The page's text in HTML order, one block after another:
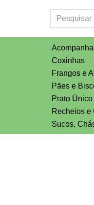
Coxinhas
Frangos e
Pães e
Prato
Recheios e
Sucos,